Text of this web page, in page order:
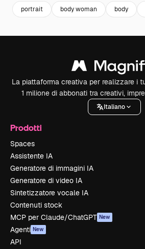
portrait body woman body
La piattaforma creativa per realizzare i
1 milione di abbonati tra creativi,
Italiano
Prodotti
Spaces
Assistente IA
Generatore di immagini IA
Generatore di video IA
Sintetizzatore vocale IA
Contenuti stock
MCP per Claude/ChatGPT New
Agenti New
API